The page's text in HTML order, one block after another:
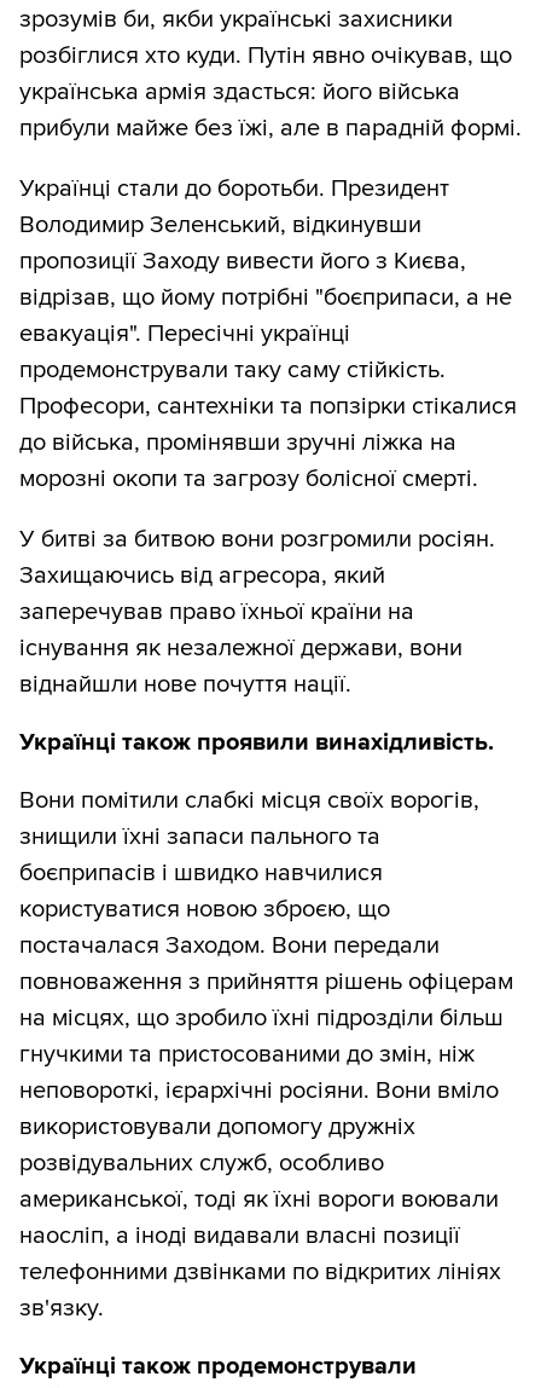
зрозумів би, якби українські захисники
розбіглися хто куди. Путін явно очікував, що
українська армія здасться: його війська
прибули майже без їжі, але в парадній формі.
Українці стали до боротьби. Президент
Володимир Зеленський, відкинувши
пропозиції Заходу вивести його з Києва,
відрізав, що йому потрібні "боєприпаси, а не
евакуація". Пересічні українці
продемонстрували таку саму стійкість.
Професори, сантехніки та попзірки стікалися
до війська, промінявши зручні ліжка на
морозні окопи та загрозу болісної смерті.
У битві за битвою вони розгромили росіян.
Захищаючись від агресора, який
заперечував право їхньої країни на
існування як незалежної держави, вони
віднайшли нове почуття нації.
Українці також проявили винахідливість.
Вони помітили слабкі місця своїх ворогів,
знищили їхні запаси пального та
боєприпасів і швидко навчилися
користуватися новою зброєю, що
постачалася Заходом. Вони передали
повноваження з прийняття рішень офіцерам
на місцях, що зробило їхні підрозділи більш
гнучкими та пристосованими до змін, ніж
неповороткі, ієрархічні росіяни. Вони вміло
використовували допомогу дружніх
розвідувальних служб, особливо
американської, тоді як їхні вороги воювали
наосліп, а іноді видавали власні позиції
телефонними дзвінками по відкритих лініях
зв'язку.
Українці також продемонстрували